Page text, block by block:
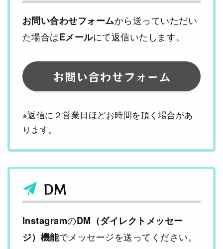
お問い合わせフォームから送っていただい
た場合はEメールにて返信いたします。
お問い合わせフォーム
※返信に２営業日ほどお時間を頂く場合があ
ります。
DM
InstagramのDM（ダイレクトメッセー
ジ）機能でメッセージを送ってください。